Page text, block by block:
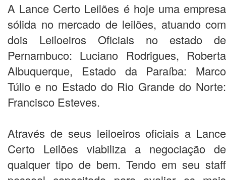
A Lance Certo Leilões é hoje uma empresa
sólida no mercado de leilões, atuando com
dois Leiloeiros Oficiais no estado de
Pernambuco: Luciano Rodrigues, Roberta
Albuquerque, Estado da Paraíba: Marco
Túlio e no Estado do Rio Grande do Norte:
Francisco Esteves.
Através de seus leiloeiros oficiais a Lance
Certo Leilões viabiliza a negociação de
qualquer tipo de bem. Tendo em seu staff